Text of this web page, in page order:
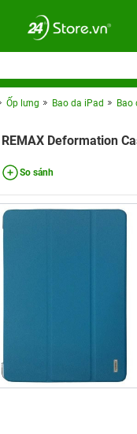
Ốp lưng Bao da iPad Bao
Deformation
So sánh